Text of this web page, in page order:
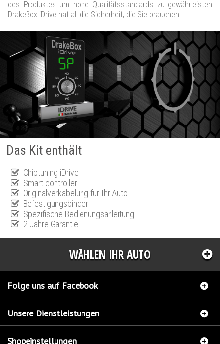
des Produktes um hohe Qualitätsstandards zu gewährleisten
DrakeBox iDrive hat all die Sicherheit, die Sie brauchen.
Das Kit enthält
Chiptuning iDrive
Smart controller
Originalverkabelung für Ihr Auto
Befestigungsbinder
Spezifische Bedienungsanleitung
2 Jahre Garantie
WÄHLEN IHR AUTO
Folge uns auf Facebook
Unsere Dienstleistungen
Shopeinstellungen